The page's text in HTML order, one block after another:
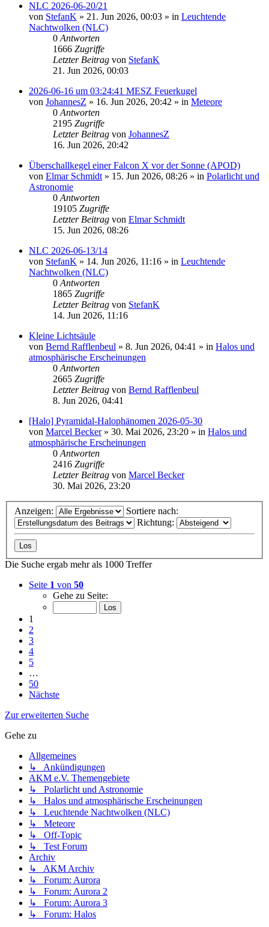
NLC 2026-06-20/21
von StefanK » 21. Jun 2026, 00:03 » in Leuchtende
Nachtwolken (NLC)
0 Antworten
1666 Zugriffe
Letzter Beitrag von StefanK
21. Jun 2026, 00:03
2026-06-16 um 03:24:41 MESZ Feuerkugel
von JohannesZ » 16. Jun 2026, 20:42 » in Meteore
0 Antworten
2195 Zugriffe
Letzter Beitrag von JohannesZ
16. Jun 2026, 20:42
Überschallkegel einer Falcon X vor der Sonne (APOD)
von Elmar Schmidt » 15. Jun 2026, 08:26 » in Polarlicht und
Astronomie
0 Antworten
19105 Zugriffe
Letzter Beitrag von Elmar Schmidt
15. Jun 2026, 08:26
NLC 2026-06-13/14
von StefanK » 14. Jun 2026, 11:16 » in Leuchtende
Nachtwolken (NLC)
0 Antworten
1865 Zugriffe
Letzter Beitrag von StefanK
14. Jun 2026, 11:16
Kleine Lichtsäule
von Bernd Rafflenbeul » 8. Jun 2026, 04:41 » in Halos und
atmosphärische Erscheinungen
0 Antworten
2665 Zugriffe
Letzter Beitrag von Bernd Rafflenbeul
8. Jun 2026, 04:41
[Halo] Pyramidal-Halophänomen 2026-05-30
von Marcel Becker» 30. Mai 2026, 23:20 » in Halos und
atmosphärische Erscheinungen
0 Antworten
2416 Zugriffe
Letzter Beitrag von Marcel Becker
30. Mai 2026, 23:20
Anzeigen:
Sortiere nach:
Richtung:
Die Suche ergab mehr als 1000 Treffer
Seite 1 von 50
Gehe zu Seite:
1
2
3
4
5
…
50
Nächste
Zur erweiterten Suche
Gehe zu
Allgemeines
↳ Ankündigungen
AKM e.V. Themengebiete
↳ Polarlicht und Astronomie
↳ Halos und atmosphärische Erscheinungen
↳ Leuchtende Nachtwolken (NLC)
↳ Meteore
↳ Off-Topic
↳ Test Forum
Archiv
↳ AKM Archiv
↳ Forum: Aurora
↳ Forum: Aurora 2
↳ Forum: Aurora 3
↳ Forum: Halos